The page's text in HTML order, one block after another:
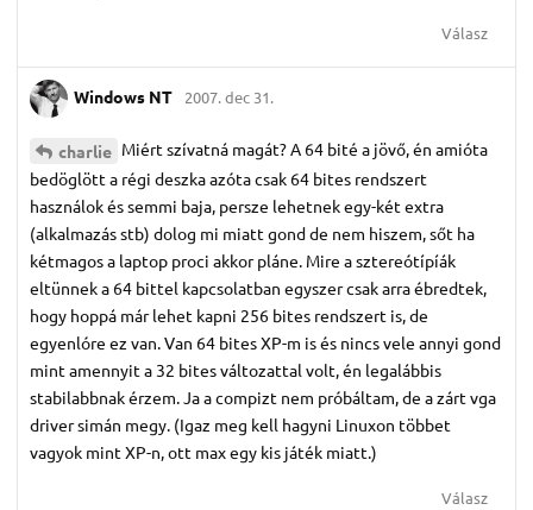
Válasz
Windows NT 2007. dec 31.
charlie Miért szívatná magát? A 64 bité a jövő, én amióta
bedöglött a régi deszka azóta csak 64 bites rendszert
használok és semmi baja, persze lehetnek egy-két extra
(alkalmazás stb) dolog mi miatt gond de nem hiszem, sőt ha
kétmagos a laptop proci akkor pláne. Mire a sztereótípíák
eltünnek a 64 bittel kapcsolatban egyszer csak arra ébredtek,
hogy hoppá már lehet kapni 256 bites rendszert is, de
egyenlóre ez van. Van 64 bites XP-m is és nincs vele annyi gond
mint amennyit a 32 bites változattal volt, én legalábbis
stabilabbnak érzem. Ja a compizt nem próbáltam, de a zárt vga
driver simán megy. (Igaz meg kell hagyni Linuxon többet
vagyok mint XP-n, ott max egy kis játék miatt.)
Válasz